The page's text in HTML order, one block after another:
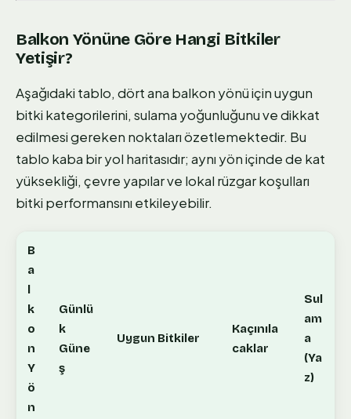
Balkon Yönüne Göre Hangi Bitkiler
Yetişir?
Aşağıdaki tablo, dört ana balkon yönü için uygun
bitki kategorilerini, sulama yoğunluğunu ve dikkat
edilmesi gereken noktaları özetlemektedir. Bu
tablo kaba bir yol haritasıdır; aynı yön içinde de kat
yüksekliği, çevre yapılar ve lokal rüzgar koşulları
bitki performansını etkileyebilir.
B
a
l
k
o
n
Y
ö
n
Günlü
k
Güne
ş
Uygun Bitkiler
Kaçınıla
caklar
Sul
am
a
(Ya
z)